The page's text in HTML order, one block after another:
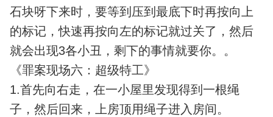
石块呀下来时，要等到压到最底下时再按向上
的标记，快速再按向左的标记就过关了，然后
就会出现3各小丑，剩下的事情就要你。。
《罪案现场六：超级特工》
1.首先向右走，在一小屋里发现得到一根绳
子，然后回来，上房顶用绳子进入房间。